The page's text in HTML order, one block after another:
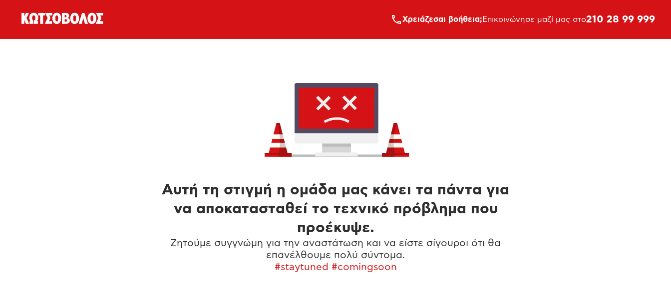
Xρειάζεσαι βοήθεια; Επικοινώνησε μαζί μας στο210 28 99 999
Αυτή τη στιγμή η ομάδα μας κάνει τα πάντα για
να αποκατασταθεί το τεχνικό πρόβλημα που
προέκυψε.
Ζητούμε συγγνώμη για την αναστάτωση και να είστε σίγουροι ότι θα
επανέλθουμε πολύ σύντομα.
#staytuned #comingsoon